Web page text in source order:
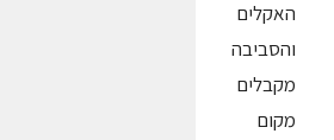
האקלים
והסביבה
מקבלים
מקום